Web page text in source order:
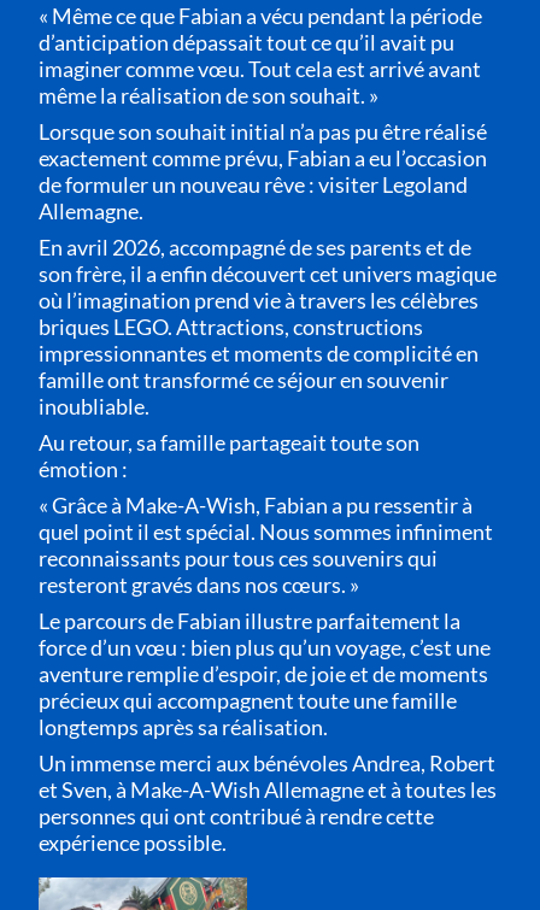
« Même ce que Fabian a vécu pendant la période
d’anticipation dépassait tout ce qu’il avait pu
imaginer comme vœu. Tout cela est arrivé avant
même la réalisation de son souhait. »
Lorsque son souhait initial n’a pas pu être réalisé
exactement comme prévu, Fabian a eu l’occasion
de formuler un nouveau rêve : visiter Legoland
Allemagne.
En avril 2026, accompagné de ses parents et de
son frère, il a enfin découvert cet univers magique
où l’imagination prend vie à travers les célèbres
briques LEGO. Attractions, constructions
impressionnantes et moments de complicité en
famille ont transformé ce séjour en souvenir
inoubliable.
Au retour, sa famille partageait toute son
émotion :
« Grâce à Make-A-Wish, Fabian a pu ressentir à
quel point il est spécial. Nous sommes infiniment
reconnaissants pour tous ces souvenirs qui
resteront gravés dans nos cœurs. »
Le parcours de Fabian illustre parfaitement la
force d’un vœu : bien plus qu’un voyage, c’est une
aventure remplie d’espoir, de joie et de moments
précieux qui accompagnent toute une famille
longtemps après sa réalisation.
Un immense merci aux bénévoles Andrea, Robert
et Sven, à Make-A-Wish Allemagne et à toutes les
personnes qui ont contribué à rendre cette
expérience possible.